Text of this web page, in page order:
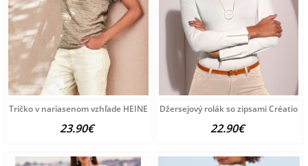
Tričko v nariasenom vzhľade HEINE, sivobéžové
23.90€
Džersejový rolák so zipsami Création
22.90€